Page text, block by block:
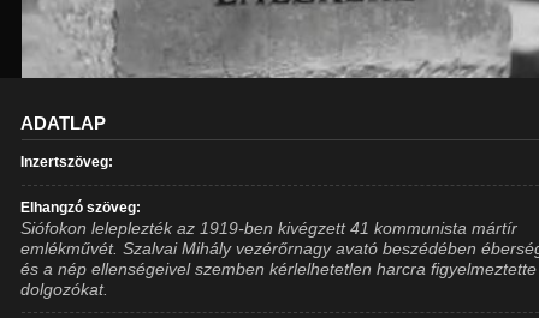
ADATLAP
Inzertszöveg:
Elhangzó szöveg:
Siófokon leleplezték az 1919-ben kivégzett 41 kommunista mártír
emlékművét. Szalvai Mihály vezérőrnagy avató beszédében
és a nép ellenségeivel szemben kérlelhetetlen harcra
dolgozókat.